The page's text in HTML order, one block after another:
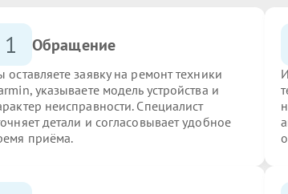
1 Обращение
оставляете заявку на ремонт техники
указываете модель устройства и
неисправности. Специалист
детали и согласовывает удобное
приёма.